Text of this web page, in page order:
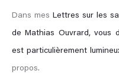
Dans mes Lettres sur les
de Mathias Ouvrard, vous
est particulièrement
propos.